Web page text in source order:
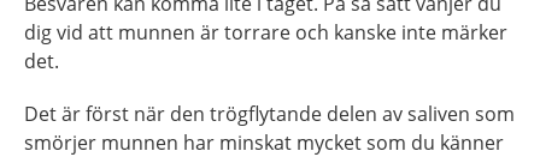
dig vid att munnen är torrare och kanske inte märker
det.
Det är först när den trögflytande delen av saliven som
smörjer munnen har minskat mycket som du känner